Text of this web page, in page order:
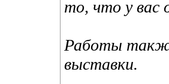
то, что у вас
Работы
выставки.